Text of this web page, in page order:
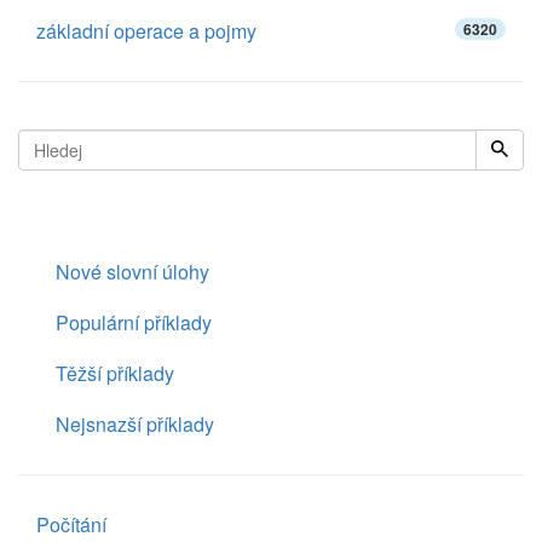
základní operace a pojmy 6320
Nové slovní úlohy
Populární příklady
Těžší příklady
Nejsnazší příklady
Počítání